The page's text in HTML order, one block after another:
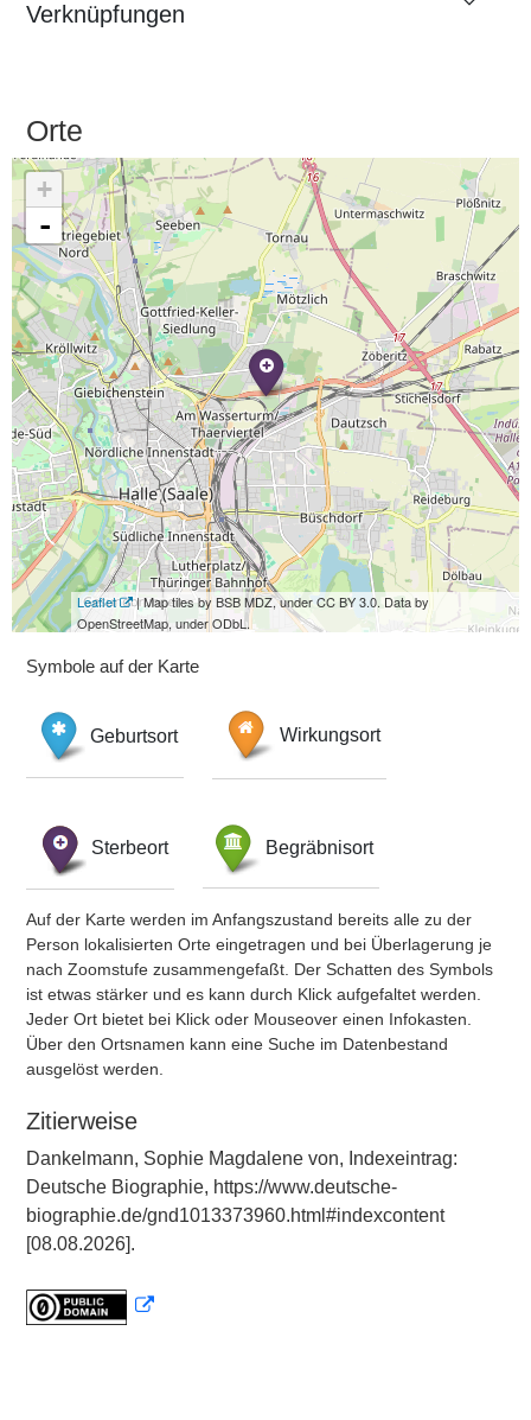
Verknüpfungen
Orte
+
-
Leaflet
| Map tiles by BSB MDZ, under CC BY 3.0. Data by
OpenStreetMap, under ODbL.
Symbole auf der Karte
Geburtsort Wirkungsort
Sterbeort Begräbnisort
Auf der Karte werden im Anfangszustand bereits alle zu der
Person lokalisierten Orte eingetragen und bei Überlagerung je
nach Zoomstufe zusammengefaßt. Der Schatten des Symbols
ist etwas stärker und es kann durch Klick aufgefaltet werden.
Jeder Ort bietet bei Klick oder Mouseover einen Infokasten.
Über den Ortsnamen kann eine Suche im Datenbestand
ausgelöst werden.
Zitierweise
Dankelmann, Sophie Magdalene von, Indexeintrag:
Deutsche Biographie, https://www.deutsche-
biographie.de/gnd1013373960.html#indexcontent
[08.08.2026].